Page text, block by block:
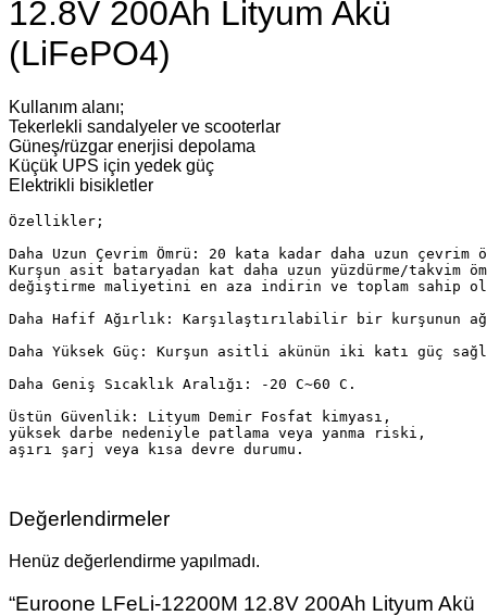
12.8V 200Ah Lityum Akü
(LiFePO4)
Kullanım alanı;
Tekerlekli sandalyeler ve scooterlar
Güneş/rüzgar enerjisi depolama
Küçük UPS için yedek güç
Elektrikli bisikletler
Özellikler;
Daha Uzun Çevrim Ömrü: 20 kata kadar daha uzun
Kurşun asit bataryadan kat daha uzun yüzdürme/takvim
değiştirme maliyetini en aza indirin ve toplam sahip
Daha Hafif Ağırlık: Karşılaştırılabilir bir kurşunun
Daha Yüksek Güç: Kurşun asitli akünün iki katı güç
Daha Geniş Sıcaklık Aralığı: -20 C~60 C.
Üstün Güvenlik: Lityum Demir Fosfat kimyası,
yüksek darbe nedeniyle patlama veya yanma riski,
aşırı şarj veya kısa devre durumu.
Değerlendirmeler
Henüz değerlendirme yapılmadı.
“Euroone LFeLi-12200M 12.8V 200Ah Lityum Akü